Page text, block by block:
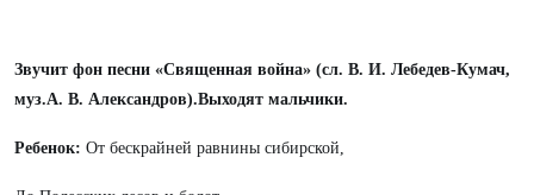
Звучит фон песни «Священная война» (сл. В. И. Лебедев-Кумач,
муз.А. В. Александров).Выходят мальчики.
Ребенок: От бескрайней равнины сибирской,